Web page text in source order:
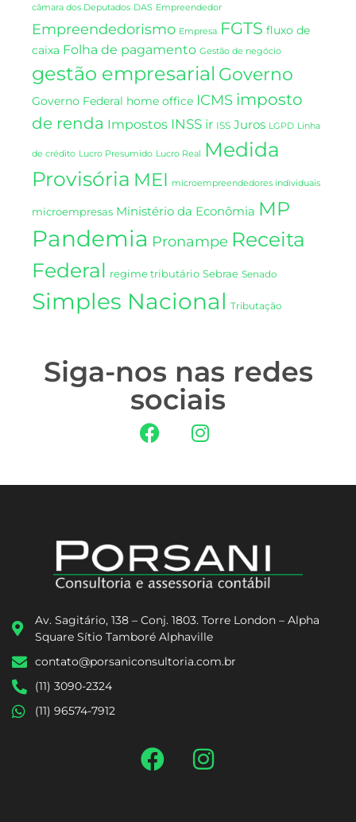
câmara dos Deputados DAS Empreendedor
Empreendedorismo Empresa FGTS fluxo de
caixa Folha de pagamento Gestão de negócio
gestão empresarial Governo
Governo Federal home office ICMS imposto
de renda Impostos INSS ir ISS Juros LGPD Linha
de crédito Lucro Presumido Lucro Real Medida
Provisória MEI microempreendedores individuais
microempresas Ministério da Econômia MP
Pandemia Pronampe Receita
Federal regime tributário Sebrae Senado
Simples Nacional Tributação
Siga-nos nas redes
sociais
Av. Sagitário, 138 – Conj. 1803. Torre London – Alpha
Square Sítio Tamboré Alphaville
contato@porsaniconsultoria.com.br
(11) 3090-2324
(11) 96574-7912